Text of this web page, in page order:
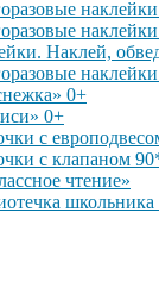
Наклей,
0+
0+
с
с клапаном
чтение»
школьника